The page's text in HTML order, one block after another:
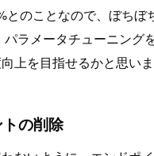
とのことなので、ぼちぼ
ラメータチューニング
上を目指せるかと思いま
の削除